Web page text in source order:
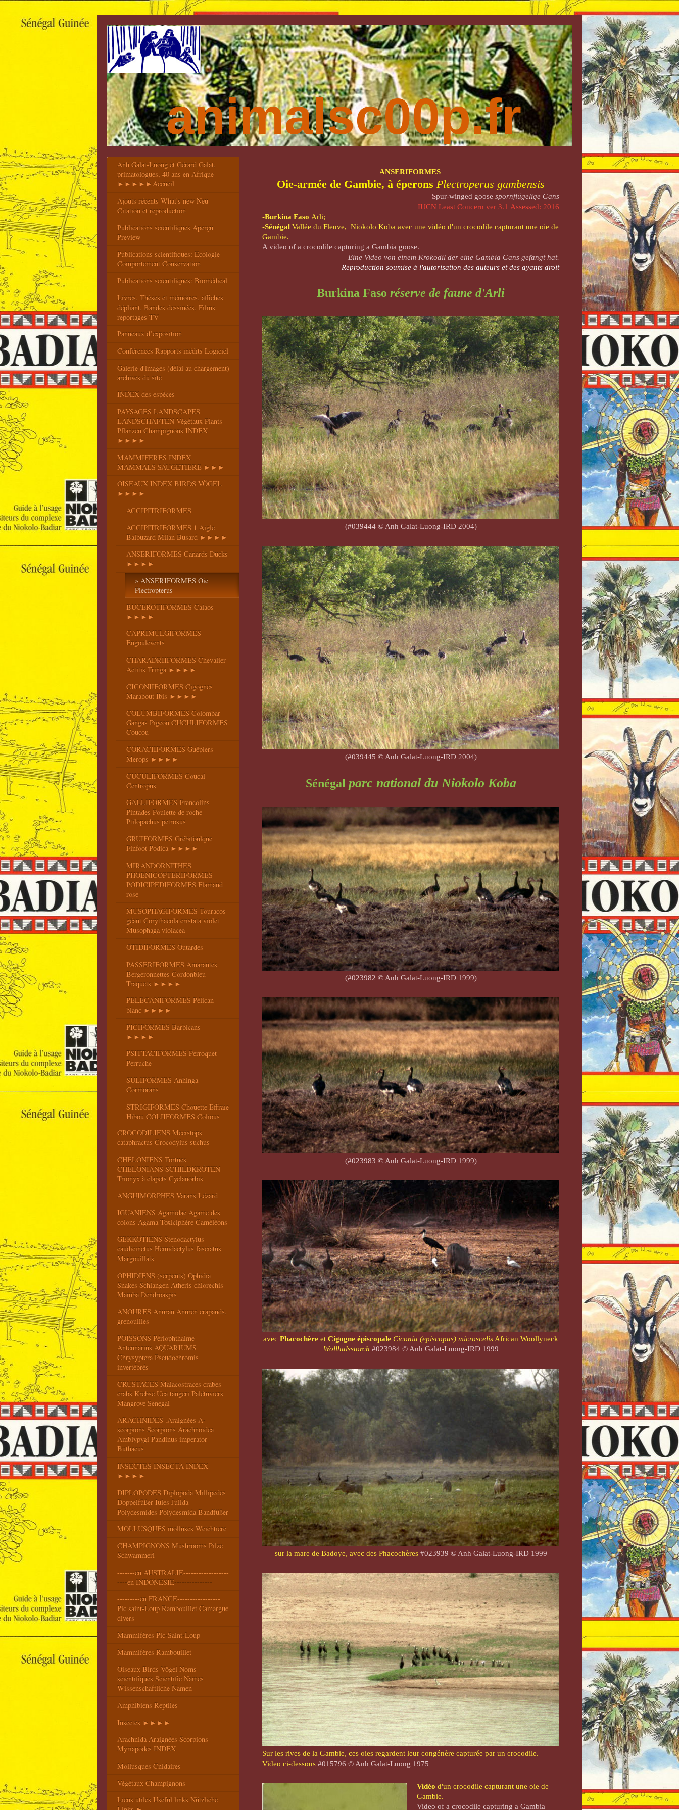
animalsc00p.fr
ANSERIFORMES
Oie-armée de Gambie, à éperons Plectroperus gambensis
Spur-winged goose spornflügelige Gans
IUCN Least Concern ver 3.1 Assessed: 2016
-Burkina Faso Arli;
-Sénégal Vallée du Fleuve, Niokolo Koba avec une vidéo d'un crocodile capturant une oie de
Gambie.
A video of a crocodile capturing a Gambia goose.
Eine Video von einem Krokodil der eine Gambia Gans gefangt hat.​
Reproduction soumise à l'autorisation des auteurs et des ayants droit
Burkina Fasoréserve de faune d'Arli
(#039444 © Anh Galat-Luong-IRD 2004)
(#039445 © Anh Galat-Luong-IRD 2004)
Sénégal parc national du Niokolo Koba
(#023982 © Anh Galat-Luong-IRD 1999)
(#023983 © Anh Galat-Luong-IRD 1999)
avecPhacochère etCigogne épiscopale Ciconia (episcopus) microscelisAfrican Woollyneck
Wollhalsstorch #023984 © Anh Galat-Luong-IRD 1999
sur la mare de Badoye, avec des Phacochères #023939 © Anh Galat-Luong-IRD 1999
Sur les rives de la Gambie, ces oies regardent leur congénère capturée par un crocodile.
Video ci-dessous#015796 © Anh Galat-Luong 1975
Vidéo d'un crocodile capturant une oie de
Gambie.
Video of a crocodile capturing a Gambia
Anh Galat-Luong et Gérard Galat,
primatologues, 40 ans en Afrique
►►►►►Accueil
Ajouts récents What's new Neu
Citation et reproduction
Publications scientifiques Aperçu
Preview
Publications scientifiques: Ecologie
Comportement Conservation
Publications scientifiques: Biomédical
Livres, Thèses et mémoires, affiches
dépliant, Bandes dessinées, Films
reportages TV
Panneaux d’exposition
Conférences Rapports inédits Logiciel
Galerie d'images (délai au chargement)
archives du site
INDEX des espèces
PAYSAGES LANDSCAPES
LANDSCHAFTEN Végétaux Plants
Pflanzen Champignons INDEX
►►►►
MAMMIFERES INDEX
MAMMALS SÄUGETIERE ►►►
OISEAUX INDEX BIRDS VÖGEL
►►►►
ACCIPITRIFORMES
ACCIPITRIFORMES 1 Aigle
Balbuzard Milan Busard ►►►►
ANSERIFORMES Canards Ducks
►►►►
ANSERIFORMES Oie
Plectropterus
BUCEROTIFORMES Calaos
►►►►
CAPRIMULGIFORMES
Engoulevents
CHARADRIIFORMES Chevalier
Actitis Tringa ►►►►
CICONIIFORMES Cigognes
Marabout Ibis ►►►►
COLUMBIFORMES Colombar
Gangas Pigeon CUCULIFORMES
Coucou
CORACIIFORMES Guêpiers
Merops ►►►►
CUCULIFORMES Coucal
Centropus
GALLIFORMES Francolins
Pintades Poulette de roche
Ptilopachus petrosus
GRUIFORMES Grébifoulque
Finfoot Podica ►►►►
MIRANDORNITHES
PHOENICOPTERIFORMES
PODICIPEDIFORMES Flamand
rose
MUSOPHAGIFORMES Touracos
géant Corythaeola cristata violet
Musophaga violacea
OTIDIFORMES Outardes
PASSERIFORMES Amarantes
Bergeronnettes Cordonbleu
Traquets ►►►►
PELECANIFORMES Pélican
blanc ►►►►
PICIFORMES Barbicans
►►►►
PSITTACIFORMES Perroquet
Perruche
SULIFORMES Anhinga
Cormorans
STRIGIFORMES Chouette Effraie
Hibou COLIIFORMES Colious
CROCODILIENS Mecistops
cataphractus Crocodylus suchus
CHELONIENS Tortues
CHELONIANS SCHILDKRÖTEN
Trionyx à clapets Cyclanorbis
ANGUIMORPHES Varans Lézard
IGUANIENS Agamidae Agame des
colons Agama Toxiciphère Caméléons
GEKKOTIENS Stenodactylus
caudicinctus Hemidactylus fasciatus
Margouillats
OPHIDIENS (serpents) Ophidia
Snakes Schlangen Atheris chlorechis
Mamba Dendroaspis
ANOURES Anuran Anuren crapauds,
grenouilles
POISSONS Périophthalme
Antennarius AQUARIUMS
Chrysyptera Pseudochromis
invertébrés
CRUSTACES Malacostraces crabes
crabs Krebse Uca tangeri Palétuviers
Mangrove Senegal
ARACHNIDES .Araignées A-
scorpions Scorpions Arachnoidea
Amblypygi Pandinus imperator
Buthacus
INSECTES INSECTA INDEX
►►►►
DIPLOPODES Diplopoda Millipedes
Doppelfüßer Iules Julida
Polydesmides Polydesmida Bandfüßer
MOLLUSQUES molluscs Weichtiere
CHAMPIGNONS Mushrooms Pilze
Schwammerl
-------en AUSTRALIE------------------
----en INDONESIE---------------
---------en FRANCE-----------------
Pic saint-Loup Rambouillet Camargue
divers
Mammifères Pic-Saint-Loup
Mammifères Rambouillet
Oiseaux Birds Vögel Noms
scientifiques Scientific Names
Wissenschaftliche Namen
Amphibiens Reptiles
Insectes ►►►►
Arachnida Araignées Scorpions
Myriapodes INDEX
Mollusques Cnidaires
Végétaux Champignons
Liens utiles Useful links Nützliche